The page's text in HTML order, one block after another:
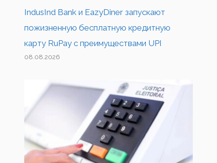
IndusInd Bank и EazyDiner запускают
пожизненную бесплатную кредитную
карту RuPay с преимуществами UPI
08.08.2026